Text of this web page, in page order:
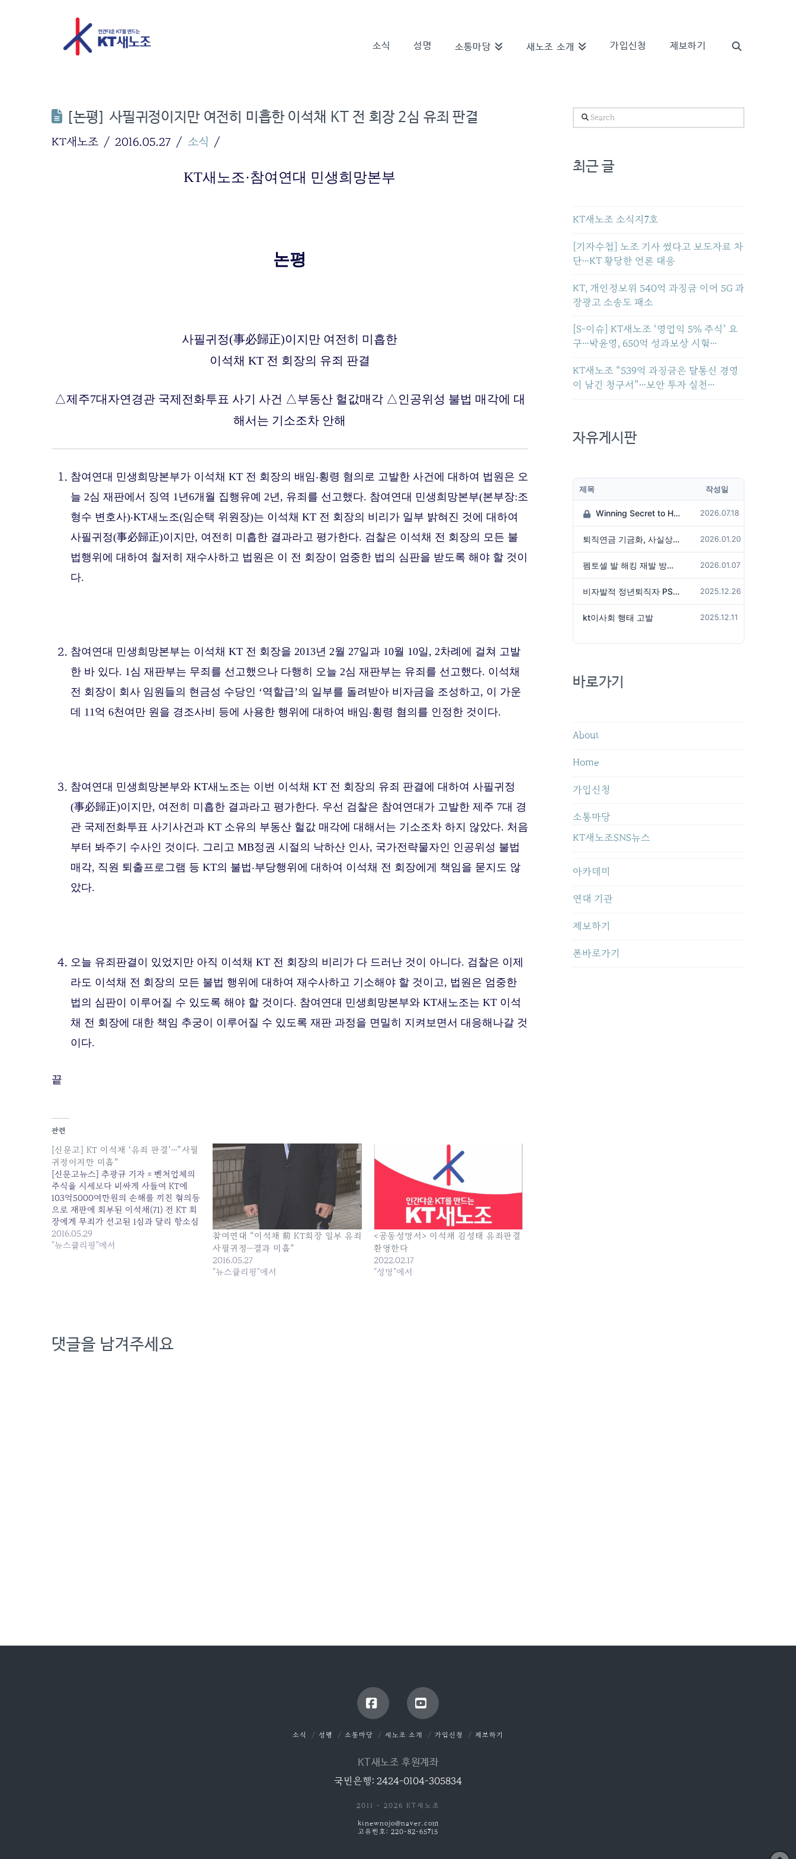
소식 성명 소통마당 새노조 소개 가입신청 제보하기
[논평] 사필귀정이지만 여전히 미흡한 이석채 KT 전 회장 2심 유죄 판결
KT새노조 2016.05.27 소식
KT새노조·참여연대 민생희망본부
논평
사필귀정(事必歸正)이지만 여전히 미흡한
이석채 KT 전 회장의 유죄 판결
△제주7대자연경관 국제전화투표 사기 사건 △부동산 헐값매각 △인공위성 불법 매각에 대
해서는 기소조차 안해
참여연대 민생희망본부가 이석채 KT 전 회장의 배임‧횡령 혐의로 고발한 사건에 대하여 법원은 오
늘 2심 재판에서 징역 1년6개월 집행유예 2년, 유죄를 선고했다. 참여연대 민생희망본부(본부장:조
형수 변호사)‧KT새노조(임순택 위원장)는 이석채 KT 전 회장의 비리가 일부 밝혀진 것에 대하여
사필귀정(事必歸正)이지만, 여전히 미흡한 결과라고 평가한다. 검찰은 이석채 전 회장의 모든 불
법행위에 대하여 철저히 재수사하고 법원은 이 전 회장이 엄중한 법의 심판을 받도록 해야 할 것이
다.
참여연대 민생희망본부는 이석채 KT 전 회장을 2013년 2월 27일과 10월 10일, 2차례에 걸쳐 고발
한 바 있다. 1심 재판부는 무죄를 선고했으나 다행히 오늘 2심 재판부는 유죄를 선고했다. 이석채
전 회장이 회사 임원들의 현금성 수당인 ‘역할급’의 일부를 돌려받아 비자금을 조성하고, 이 가운
데 11억 6천여만 원을 경조사비 등에 사용한 행위에 대하여 배임‧횡령 혐의를 인정한 것이다.
참여연대 민생희망본부와 KT새노조는 이번 이석채 KT 전 회장의 유죄 판결에 대하여 사필귀정
(事必歸正)이지만, 여전히 미흡한 결과라고 평가한다. 우선 검찰은 참여연대가 고발한 제주 7대 경
관 국제전화투표 사기사건과 KT 소유의 부동산 헐값 매각에 대해서는 기소조차 하지 않았다. 처음
부터 봐주기 수사인 것이다. 그리고 MB정권 시절의 낙하산 인사, 국가전략물자인 인공위성 불법
매각, 직원 퇴출프로그램 등 KT의 불법‧부당행위에 대하여 이석채 전 회장에게 책임을 묻지도 않
았다.
오늘 유죄판결이 있었지만 아직 이석채 KT 전 회장의 비리가 다 드러난 것이 아니다. 검찰은 이제
라도 이석채 전 회장의 모든 불법 행위에 대하여 재수사하고 기소해야 할 것이고, 법원은 엄중한
법의 심판이 이루어질 수 있도록 해야 할 것이다. 참여연대 민생희망본부와 KT새노조는 KT 이석
채 전 회장에 대한 책임 추궁이 이루어질 수 있도록 재판 과정을 면밀히 지켜보면서 대응해나갈 것
이다.
끝
관련
[신문고] KT 이석채 ‘유죄 판결’…”사필
귀정이지만 미흡”
[신문고뉴스] 추광규 기자 = 벤처업체의
주식을 시세보다 비싸게 사들여 KT에
103억5000여만원의 손해를 끼친 혐의등
으로 재판에 회부된 이석채(71) 전 KT 회
장에게 무죄가 선고된 1심과 달리 항소심
은 유죄로 인정했다. 서울고등법원 형사8
부(재판장 이광만)는 27일 이석채(71) 전
2016.05.29
"뉴스클리핑"에서
참여연대 “이석채 前 KT회장 일부 유죄
사필귀정…결과 미흡”
2016.05.27
"뉴스클리핑"에서
<공동성명서> 이석채 김성태 유죄판결
환영한다
2022.02.17
"성명"에서
댓글을 남겨주세요
Search
최근 글
KT새노조 소식지7호
[기자수첩] 노조 기사 썼다고 보도자료 차
단…KT 황당한 언론 대응
KT, 개인정보위 540억 과징금 이어 5G 과
장광고 소송도 패소
[S-이슈] KT새노조 ‘영업익 5% 주식’ 요
구…박윤영, 650억 성과보상 시험…
KT새노조 “539억 과징금은 탈통신 경영
이 남긴 청구서”…보안 투자 실천…
자유게시판
제목 작성일
Winning Secret to Hit the Jackpot! 2026.07.18
퇴직연금 기금화, 사실상 국가가 관리하겠다는 것인가? 2026.01.20
펨토셀 발 해킹 재발 방지 위해서는 2026.01.07
비자발적 정년퇴직자 PS성과급 미지급은 임금체불 아닌가? 2025.12.26
kt이사회 행태 고발 2025.12.11
바로가기
About
Home
가입신청
소통마당
KT새노조SNS뉴스
아카데미
연대 기관
제보하기
폰바로가기
Facebook YouTube
소식 성명 소통마당 새노조 소개 가입신청 제보하기
KT새노조 후원계좌
국민은행: 2424-0104-305834
2011 - 2026 KT새노조
ktnewnojo@naver.com
고유번호: 220-82-65715